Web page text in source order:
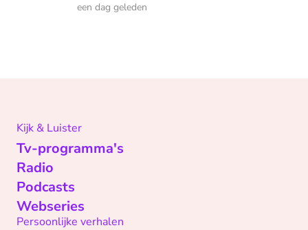
een dag geleden
Kijk & Luister
Tv-programma's
Radio
Podcasts
Webseries
Persoonlijke verhalen